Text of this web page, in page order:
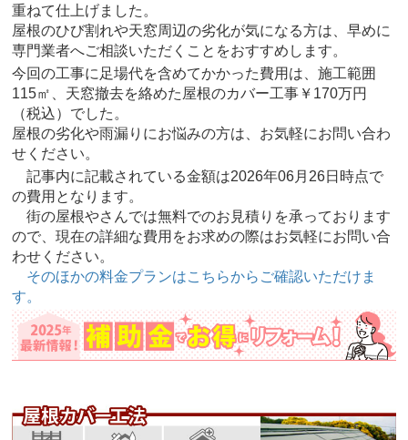
重ねて仕上げました。
屋根のひび割れや天窓周辺の劣化が気になる方は、早めに
専門業者へご相談いただくことをおすすめします。
今回の工事に足場代を含めてかかった費用は、施工範囲
115㎡、天窓撤去を絡めた屋根のカバー工事￥170万円
（税込）でした。
屋根の劣化や雨漏りにお悩みの方は、お気軽にお問い合わ
せください。
記事内に記載されている金額は2026年06月26日時点で
の費用となります。
街の屋根やさんでは無料でのお見積りを承っております
ので、現在の詳細な費用をお求めの際はお気軽にお問い合
わせください。
そのほかの料金プランはこちらからご確認いただけま
す。